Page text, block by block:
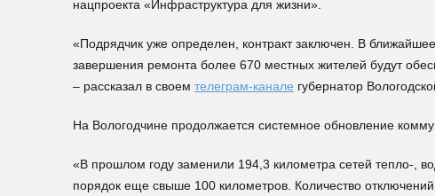
нацпроекта «Инфраструктура для жизни».
«Подрядчик уже определен, контракт заключен. В
завершения ремонта более 670 местных жителей будут
– рассказал в своем телеграм-канале губернатор
На Вологодчине продолжается системное обновление
«В прошлом году заменили 194,3 километра сетей тепло-,
порядок еще свыше 100 километров. Количество